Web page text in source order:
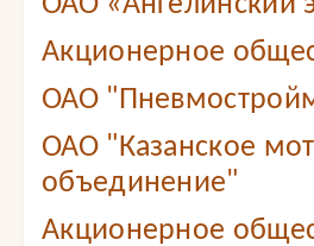
Акционерное
ОАО
ОАО "Казанское
объединение"
Акционерное